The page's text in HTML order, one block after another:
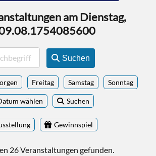
am Dienstag,
Suchen
Freitag Samstag Sonntag
wählen Suchen
Gewinnspiel
26 Veranstaltungen gefunden.